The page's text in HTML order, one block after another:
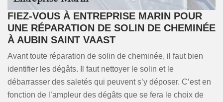
FIEZ-VOUS À ENTREPRISE MARIN POUR
UNE RÉPARATION DE SOLIN DE CHEMINÉE
À AUBIN SAINT VAAST
Avant toute réparation de solin de cheminée, il faut bien
identifier les dégâts. Il faut nettoyer le solin et le
débarrasser des saletés qui peuvent s’y déposer. C’est en
fonction de l’ampleur des dégâts que se fera le choix de